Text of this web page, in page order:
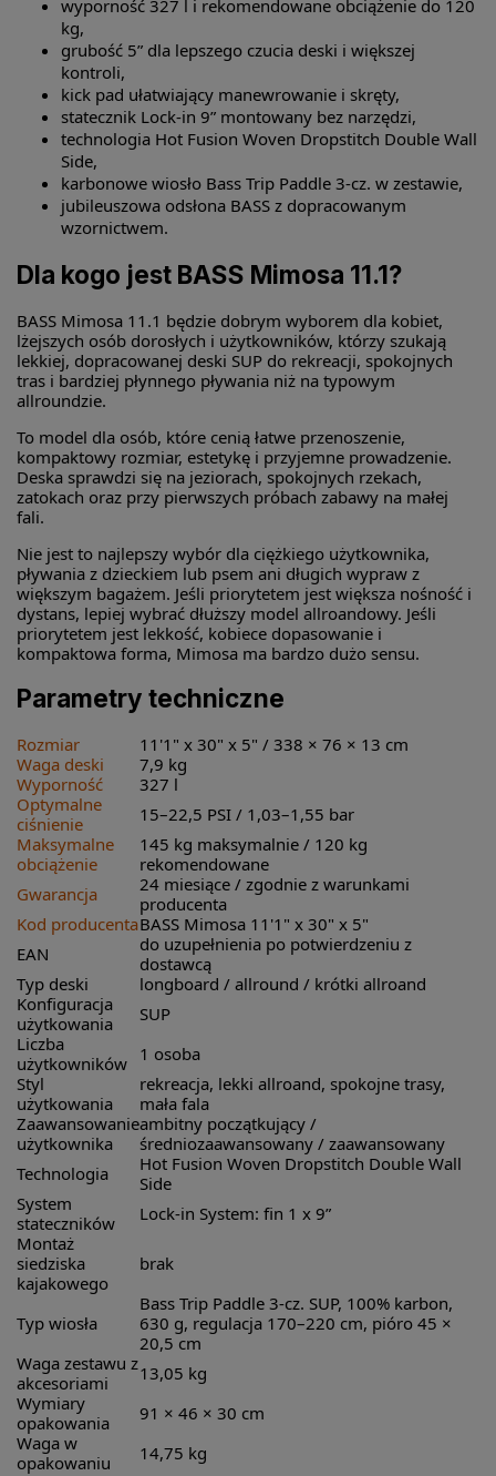
wyporność 327 l i rekomendowane obciążenie do 120
kg,
grubość 5” dla lepszego czucia deski i większej
kontroli,
kick pad ułatwiający manewrowanie i skręty,
statecznik Lock-in 9” montowany bez narzędzi,
technologia Hot Fusion Woven Dropstitch Double Wall
Side,
karbonowe wiosło Bass Trip Paddle 3-cz. w zestawie,
jubileuszowa odsłona BASS z dopracowanym
wzornictwem.
Dla kogo jest BASS Mimosa 11.1?
BASS Mimosa 11.1 będzie dobrym wyborem dla kobiet,
lżejszych osób dorosłych i użytkowników, którzy szukają
lekkiej, dopracowanej deski SUP do rekreacji, spokojnych
tras i bardziej płynnego pływania niż na typowym
allroundzie.
To model dla osób, które cenią łatwe przenoszenie,
kompaktowy rozmiar, estetykę i przyjemne prowadzenie.
Deska sprawdzi się na jeziorach, spokojnych rzekach,
zatokach oraz przy pierwszych próbach zabawy na małej
fali.
Nie jest to najlepszy wybór dla ciężkiego użytkownika,
pływania z dzieckiem lub psem ani długich wypraw z
większym bagażem. Jeśli priorytetem jest większa nośność i
dystans, lepiej wybrać dłuższy model allroandowy. Jeśli
priorytetem jest lekkość, kobiece dopasowanie i
kompaktowa forma, Mimosa ma bardzo dużo sensu.
Parametry techniczne
Rozmiar
11'1" x 30" x 5" / 338 × 76 × 13 cm
Waga deski
7,9 kg
Wyporność
327 l
Optymalne
ciśnienie
15–22,5 PSI / 1,03–1,55 bar
Maksymalne
obciążenie
145 kg maksymalnie / 120 kg
rekomendowane
Gwarancja
24 miesiące / zgodnie z warunkami
producenta
Kod producentaBASS Mimosa 11'1" x 30" x 5"
EAN
do uzupełnienia po potwierdzeniu z
dostawcą
Typ deski
longboard / allround / krótki allroand
Konfiguracja
użytkowania
SUP
Liczba
użytkowników 1 osoba
Styl
użytkowania
rekreacja, lekki allroand, spokojne trasy,
mała fala
Zaawansowanie
użytkownika
ambitny początkujący /
średniozaawansowany / zaawansowany
Technologia
Hot Fusion Woven Dropstitch Double Wall
Side
System
stateczników
Lock-in System: fin 1 x 9”
Montaż
siedziska
kajakowego
brak
Typ wiosła
Bass Trip Paddle 3-cz. SUP, 100% karbon,
630 g, regulacja 170–220 cm, pióro 45 ×
20,5 cm
Waga zestawu z
akcesoriami
13,05 kg
Wymiary
opakowania
91 × 46 × 30 cm
Waga w
opakowaniu
14,75 kg